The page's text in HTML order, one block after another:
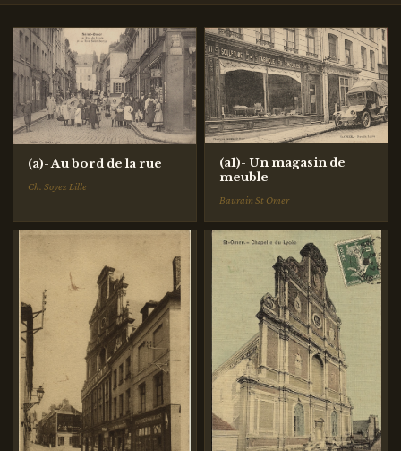
(a)- Au bord de la rue
Ch. Soyez Lille
(a1)- Un magasin de
meuble
Baurain St Omer